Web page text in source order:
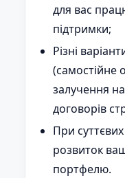
для вас
підтримки;
Різні
(самостійне
залучення
договорів
При суттєвих
розвиток
портфелю.